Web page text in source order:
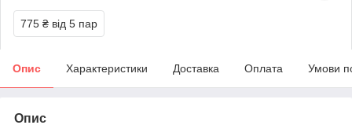
775 ₴ від 5 пар
Опис Характеристики Доставка Оплата Умови
Опис